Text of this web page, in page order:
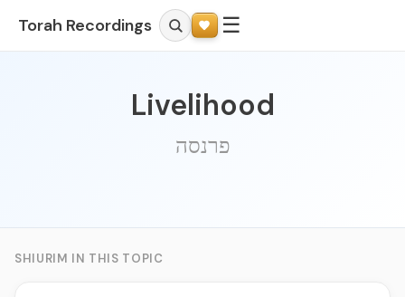
Torah Recordings ☰
Livelihood
פרנסה
SHIURIM IN THIS TOPIC